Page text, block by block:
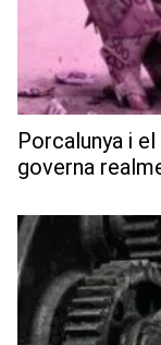
Porcalunya i
governa